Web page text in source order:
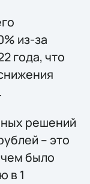
из-за
года, что
решений
– это
было
в 1